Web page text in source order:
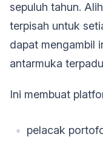
sepuluh tahun.
terpisah untuk
dapat mengambil
antarmuka
Ini membuat
pelacak